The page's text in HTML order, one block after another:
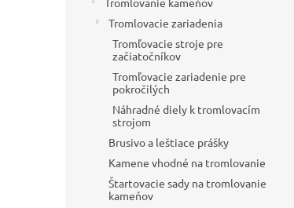
Tromlovacie zariadenia
Tromľovacie stroje pre
začiatočníkov
Tromľovacie zariadenie pre
pokročilých
Náhradné diely k tromlovacím
strojom
Brusivo a leštiace prášky
Kamene vhodné na tromlovanie
Štartovacie sady na tromlovanie
kameňov